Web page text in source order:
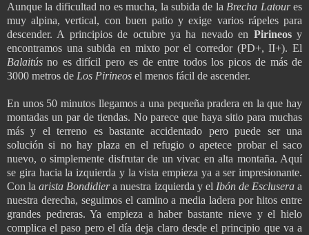
Aunque la dificultad no es mucha, la subida de la Brecha Latoures
muy alpina, vertical, con buen patio y exige varios rápeles para
descender. A principios de octubre ya ha nevado en Pirineosy
encontramos una subida en mixto por el corredor (PD+, II+). El
Balaitúsno es difícil pero es de entre todos los picos de más de
3000 metros de Los Pirineos el menos fácil de ascender.
En unos 50 minutos llegamos a una pequeña pradera en la que hay
montadas un par de tiendas. No parece que haya sitio para muchas
más y el terreno es bastante accidentado pero puede ser una
solución si no hay plaza en el refugio o apetece probar el saco
nuevo, o simplemente disfrutar de un vivac en alta montaña. Aquí
se gira hacia la izquierda y la vista empieza ya a ser impresionante.
Con laarista Bondidiera nuestra izquierda y el Ibón de Escluseraa
nuestra derecha, seguimos el camino a media ladera por hitos entre
grandes pedreras. Ya empieza a haber bastante nieve y el hielo
complica el paso pero el día deja claro desde el principio que va a